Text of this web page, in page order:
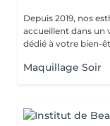
Depuis 2019, nos
accueillent dans un
dédié à votre bien-
Maquillage Soir